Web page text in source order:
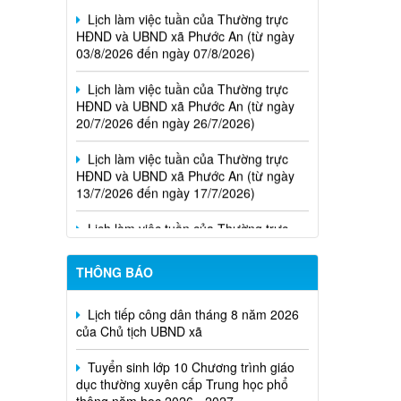
HĐND và UBND xã Phước An (từ ngày
03/8/2026 đến ngày 07/8/2026)
Lịch làm việc tuần của Thường trực
HĐND và UBND xã Phước An (từ ngày
20/7/2026 đến ngày 26/7/2026)
Lịch làm việc tuần của Thường trực
HĐND và UBND xã Phước An (từ ngày
13/7/2026 đến ngày 17/7/2026)
Lịch làm việc tuần của Thường trực
HĐND và UBND xã Phước An (từ ngày
THÔNG BÁO
Lịch tiếp công dân tháng 8 năm 2026
của Chủ tịch UBND xã
Tuyển sinh lớp 10 Chương trình giáo
dục thường xuyên cấp Trung học phổ
thông năm học 2026 - 2027